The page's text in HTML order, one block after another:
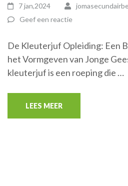
7 jan,2024
Geef een reactie
De Kleuterjuf Opleiding: Een
het Vormgeven van Jonge
kleuterjuf is een roeping die …
LEES MEER